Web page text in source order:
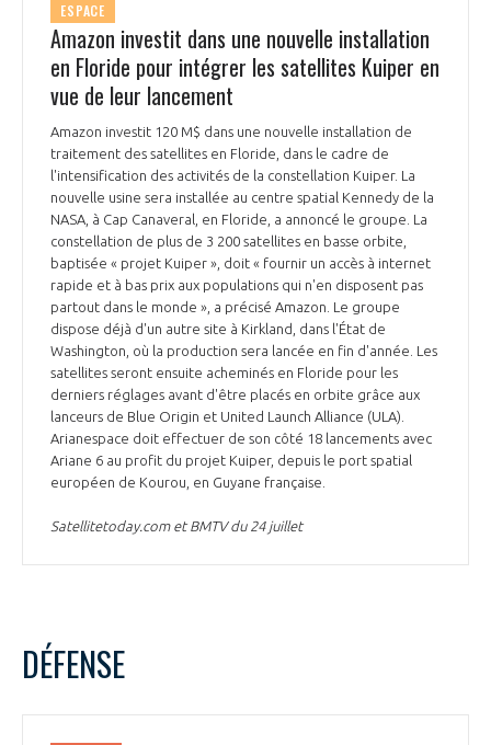
ESPACE
Amazon investit dans une nouvelle installation
en Floride pour intégrer les satellites Kuiper en
vue de leur lancement
Amazon investit 120 M$ dans une nouvelle installation de
traitement des satellites en Floride, dans le cadre de
l'intensification des activités de la constellation Kuiper. La
nouvelle usine sera installée au centre spatial Kennedy de la
NASA, à Cap Canaveral, en Floride, a annoncé le groupe. La
constellation de plus de 3 200 satellites en basse orbite,
baptisée « projet Kuiper », doit « fournir un accès à internet
rapide et à bas prix aux populations qui n'en disposent pas
partout dans le monde », a précisé Amazon. Le groupe
dispose déjà d'un autre site à Kirkland, dans l'État de
Washington, où la production sera lancée en fin d'année. Les
satellites seront ensuite acheminés en Floride pour les
derniers réglages avant d'être placés en orbite grâce aux
lanceurs de Blue Origin et United Launch Alliance (ULA).
Arianespace doit effectuer de son côté 18 lancements avec
Ariane 6 au profit du projet Kuiper, depuis le port spatial
européen de Kourou, en Guyane française.
Satellitetoday.com et BMTV du 24 juillet
DÉFENSE